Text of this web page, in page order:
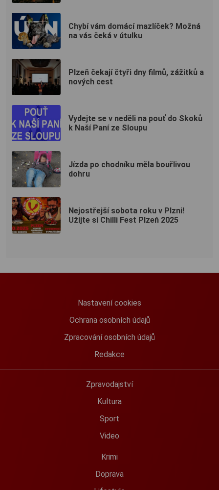
Chybí vám domácí mazlíček? Možná
na vás čeká v útulku
Plzeň čekají čtyři dny filmů, zážitků a
nových cest
Vydejte se v neděli na pouť do Skoků
k Naší Paní ze Sloupu
Jízda po chodníku měla bouřlivou
dohru
Nejostřejší sobota roku v Plzni!
Užijte si Chilli Fest Plzeň 2025
Nastavení cookies
Ochrana osobních údajů
Zpracování osobních údajů
Redakce
Zpravodajství
Kultura
Sport
Video
Krimi
Doprava